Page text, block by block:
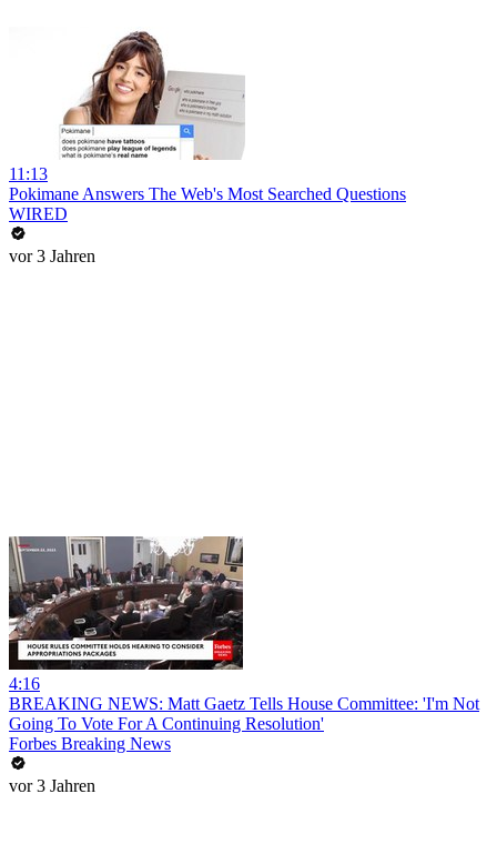
11:13
Pokimane Answers The Web's Most Searched Questions
WIRED
vor 3 Jahren
4:16
BREAKING NEWS: Matt Gaetz Tells House Committee: 'I'm Not
Going To Vote For A Continuing Resolution'
Forbes Breaking News
vor 3 Jahren